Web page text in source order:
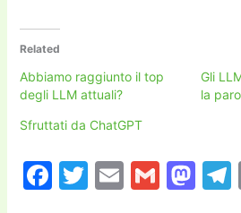
Related
Abbiamo raggiunto il top
degli LLM attuali?
Gli
la
Sfruttati da ChatGPT
F
T
E
G
M